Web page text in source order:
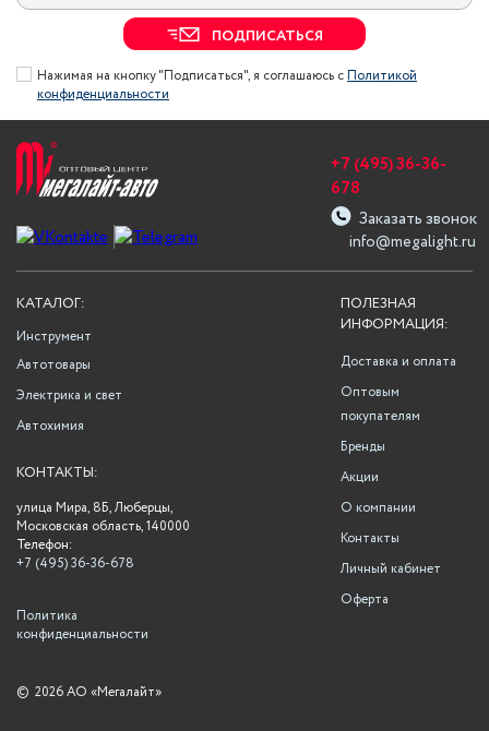
ПОДПИСАТЬСЯ
Нажимая на кнопку "Подписаться", я соглашаюсь сПолитикой
конфиденциальности
info@megalight.ru
+7 (495) 36-36-
678
Заказать звонок
ПОЛЕЗНАЯ
ИНФОРМАЦИЯ:
Доставка и оплата
Оптовым
покупателям
Бренды
Акции
О компании
Контакты
Личный кабинет
Оферта
КАТАЛОГ:
Инструмент
Автотовары
Электрика и свет
Автохимия
КОНТАКТЫ:
улица Мира, 8Б, Люберцы,
Московская область, 140000
Телефон:
+7 (495) 36-36-678
Политика
конфиденциальности
© 2026 АО «Мегалайт»